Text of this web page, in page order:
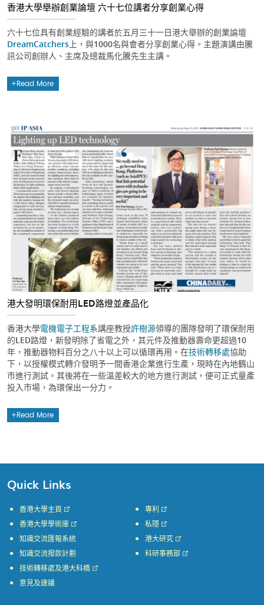
香港大學舉辦創業論壇 六十七位講者分享創業心得
六十七位具有創業經驗的講者於五月三十一日港大舉辦的創業論壇
DreamCatchers 上，與1000名與會者分享創業心得。主題演講由騰
訊公司創辦人、主席及總裁馬化騰先生主講。
Read More
港大發明環保耐用LED路燈並產品化
香港大學電機電子工程系講座教授許樹源領導的團隊發明了環保耐用
的LED路燈，新發明除了省電之外，其元件及推動器壽命更超過10
年，推動器物料百分之八十以上可以循環再用。在技術轉移處協助
下，以授權模式轉介發明予一間香港企業進行生產，現時在內地鶴山
市進行測試。其後將在一些溫差較大的地方進行測試，便可正式量產
投入市場，為環保出一分力。
Read More
Quick Links
香港大學主頁
香港大學學術庫
知識交流匯報系統
知識交流撥款計劃
專利
私隱
港大研究
科研事務部
技術轉移處及港大科橋
意見及建議